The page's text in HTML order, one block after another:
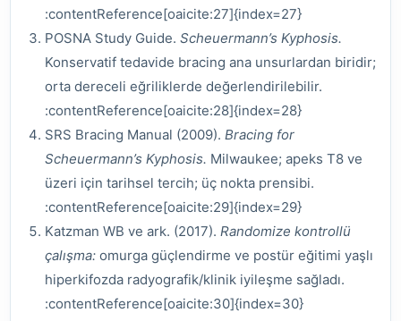
:contentReference[oaicite:27]{index=27}
POSNA Study Guide. Scheuermann’s Kyphosis.
Konservatif tedavide bracing ana unsurlardan biridir;
orta dereceli eğriliklerde değerlendirilebilir.
:contentReference[oaicite:28]{index=28}
SRS Bracing Manual (2009). Bracing for
Scheuermann’s Kyphosis. Milwaukee; apeks T8 ve
üzeri için tarihsel tercih; üç nokta prensibi.
:contentReference[oaicite:29]{index=29}
Katzman WB ve ark. (2017). Randomize kontrollü
çalışma: omurga güçlendirme ve postür eğitimi yaşlı
hiperkifozda radyografik/klinik iyileşme sağladı.
:contentReference[oaicite:30]{index=30}